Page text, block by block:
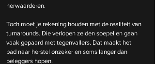
herwaarderen.
Toch moet je rekening houden met de realiteit van
turnarounds. Die verlopen zelden soepel en gaan
vaak gepaard met tegenvallers. Dat maakt het
pad naar herstel onzeker en soms langer dan
beleggers hopen.